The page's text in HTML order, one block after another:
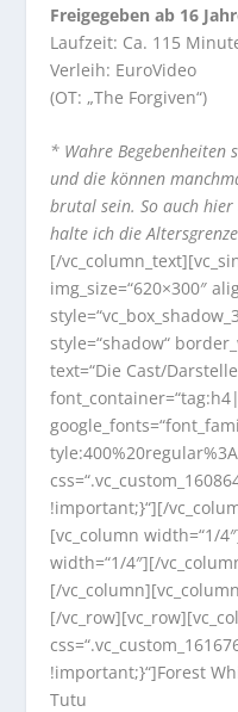
Freigegeben ab 16
Laufzeit: Ca. 115
Verleih: EuroVideo
(OT: „The Forgiven“)
* Wahre Begebenheiten
und die können
brutal sein. So auch hier
halte ich die
[/
img_size=“620×300″
style=“shadow“
text=“Die Cast/
!important;}“][/
[vc_column width=“1/
width=“1/4″][/
[/
[/
!important;}“]Forest
Tutu